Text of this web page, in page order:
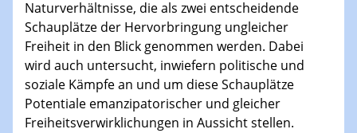
Naturverhältnisse, die als zwei entscheidende
Schauplätze der Hervorbringung ungleicher
Freiheit in den Blick genommen werden. Dabei
wird auch untersucht, inwiefern politische und
soziale Kämpfe an und um diese Schauplätze
Potentiale emanzipatorischer und gleicher
Freiheitsverwirklichungen in Aussicht stellen.